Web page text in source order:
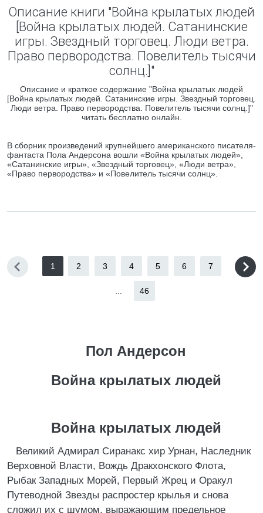
Описание книги "Война крылатых людей
[Война крылатых людей. Сатанинские
игры. Звездный торговец. Люди ветра.
Право первородства. Повелитель тысячи
солнц.]"
Описание и краткое содержание "Война крылатых людей
[Война крылатых людей. Сатанинские игры. Звездный торговец.
Люди ветра. Право первородства. Повелитель тысячи солнц.]"
читать бесплатно онлайн.
В сборник произведений крупнейшего американского писателя-
фантаста Пола Андерсона вошли «Война крылатых людей»,
«Сатанинские игры», «Звездный торговец», «Люди ветра»,
«Право первородства» и «Повелитель тысячи солнц».
1 2 3 4 5 6 7
46
Пол Андерсон
Война крылатых людей
Война крылатых людей
Великий Адмирал Сиранакс хир Урнан, Наследник
Верховной Власти, Вождь Дракхонского Флота,
Рыбак Западных Морей, Первый Жрец и Оракул
Путеводной Звезды распростер крылья и снова
сложил их с шумом, выражающим предельное